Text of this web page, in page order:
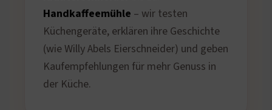
Handkaffeemühle – wir testen
Küchengeräte, erklären ihre Geschichte
(wie Willy Abels Eierschneider) und geben
Kaufempfehlungen für mehr Genuss in
der Küche.